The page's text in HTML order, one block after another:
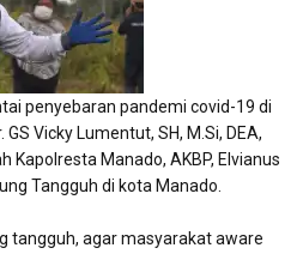
penyebaran pandemi covid-19 di
GS Vicky Lumentut, SH, M.Si, DEA,
Kapolresta Manado, AKBP, Elvianus
Tangguh di kota Manado.
tangguh, agar masyarakat aware